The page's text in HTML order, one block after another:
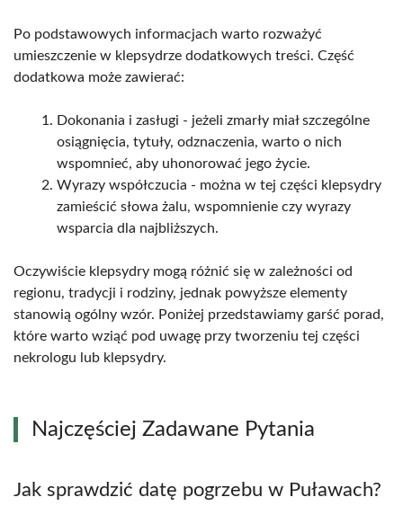
Po podstawowych informacjach warto rozważyć
umieszczenie w klepsydrze dodatkowych treści. Część
dodatkowa może zawierać:
Dokonania i zasługi - jeżeli zmarły miał szczególne
osiągnięcia, tytuły, odznaczenia, warto o nich
wspomnieć, aby uhonorować jego życie.
Wyrazy współczucia - można w tej części klepsydry
zamieścić słowa żalu, wspomnienie czy wyrazy
wsparcia dla najbliższych.
Oczywiście klepsydry mogą różnić się w zależności od
regionu, tradycji i rodziny, jednak powyższe elementy
stanowią ogólny wzór. Poniżej przedstawiamy garść porad,
które warto wziąć pod uwagę przy tworzeniu tej części
nekrologu lub klepsydry.
Najczęściej Zadawane Pytania
Jak sprawdzić datę pogrzebu w Puławach?